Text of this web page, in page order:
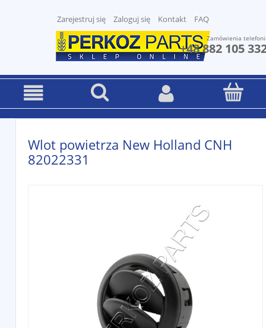
Zarejestruj się Zaloguj się Kontakt FAQ
Zamówienia
+48 882 105
Wlot powietrza New Holland CNH
82022331